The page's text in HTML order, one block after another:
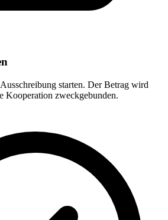
starten. Der Betrag wird
Kooperation zweckgebunden.